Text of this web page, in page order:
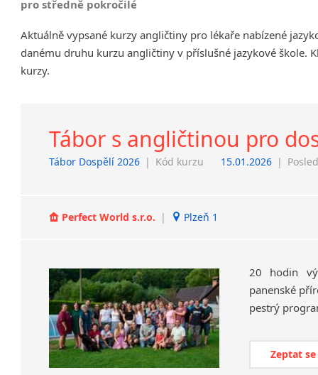
Děčín
Hodonín
Sedlčany
Tišnov
pro středně pokročilé
Aktuálně vypsané kurzy angličtiny pro lékaře nabízené
danému druhu kurzu angličtiny v příslušné jazykové škole.
kurzy.
Tábor s angličtinou pro
Tábor Dospělí 2026 | Kód kurzu 15.01.2026 |
Perfect World s.r.o. | Plzeň 1
20 hodin
panenské
pestrý
Zeptat